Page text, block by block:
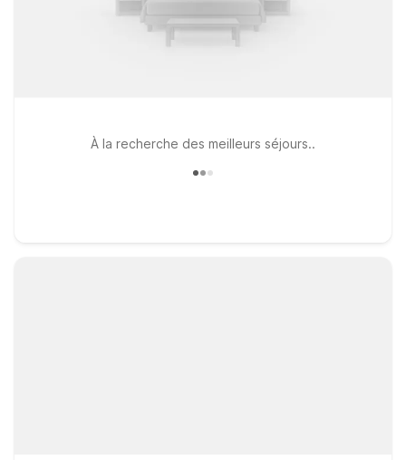
À la recherche des meilleurs séjours..